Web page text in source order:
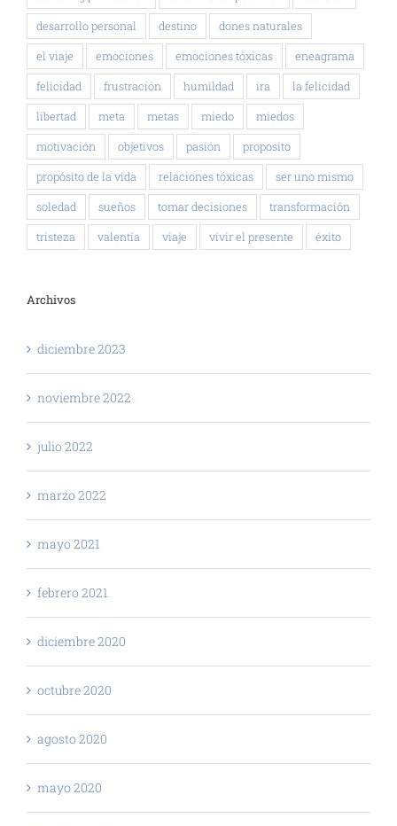
desarrollo personal destino dones naturales
el viaje emociones emociones tóxicas eneagrama
felicidad frustración humildad ira la felicidad
libertad meta metas miedo miedos
motivación objetivos pasión proposito
propósito de la vida relaciones tóxicas ser uno mismo
soledad sueños tomar decisiones transformación
tristeza valentía viaje vivir el presente éxito
Archivos
diciembre 2023
noviembre 2022
julio 2022
marzo 2022
mayo 2021
febrero 2021
diciembre 2020
octubre 2020
agosto 2020
mayo 2020